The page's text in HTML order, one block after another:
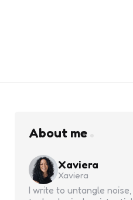
About me
Xaviera
Xaviera
I write to untangle